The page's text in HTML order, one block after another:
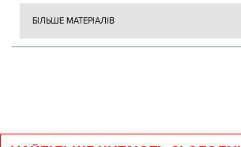
БІЛЬШЕ МАТЕРІАЛІВ